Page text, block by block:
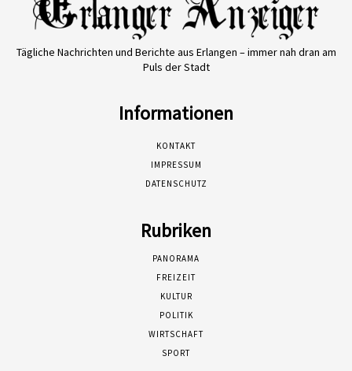
Tägliche Nachrichten und Berichte aus Erlangen – immer nah dran am
Puls der Stadt
Informationen
KONTAKT
IMPRESSUM
DATENSCHUTZ
Rubriken
PANORAMA
FREIZEIT
KULTUR
POLITIK
WIRTSCHAFT
SPORT